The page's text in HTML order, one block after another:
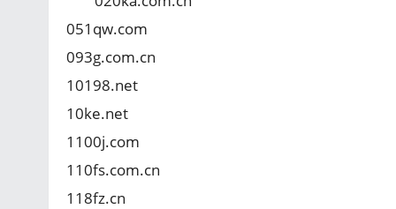
051qw.com
093g.com.cn
10198.net
10ke.net
1100j.com
110fs.com.cn
118fz.cn